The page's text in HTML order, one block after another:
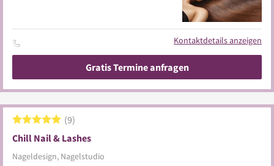
Kontaktdetails anzeigen
Gratis Termine anfragen
Chill Nail & Lashes
Nageldesign, Nagelstudio
9